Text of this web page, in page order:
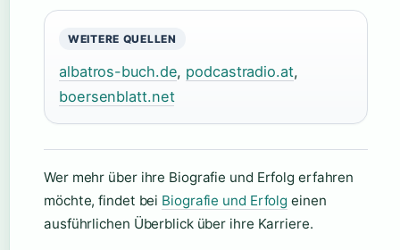
WEITERE QUELLEN
albatros-buch.de, podcastradio.at,
boersenblatt.net
Wer mehr über ihre Biografie und Erfolg erfahren
möchte, findet bei Biografie und Erfolg einen
ausführlichen Überblick über ihre Karriere.